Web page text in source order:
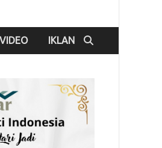
VIDEO IKLAN